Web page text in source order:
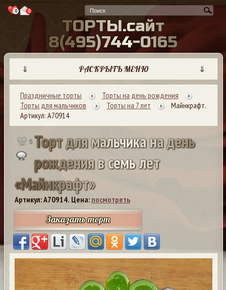
0 0
ТОРТЫ.сайт
8(495)744-0165
⇓ РАСКРЫТЬ МЕНЮ ⇓
Праздничные торты
Торты на день рождения
Торты для мальчиков
Торты на 7 лет
Майнкрафт.
Артикул: А70914
5 Тортдлямальчиканадень
рождениявсемьлет
«Майнкрафт»
Артикул: A70914. Цена: посмотреть
Заказать торт